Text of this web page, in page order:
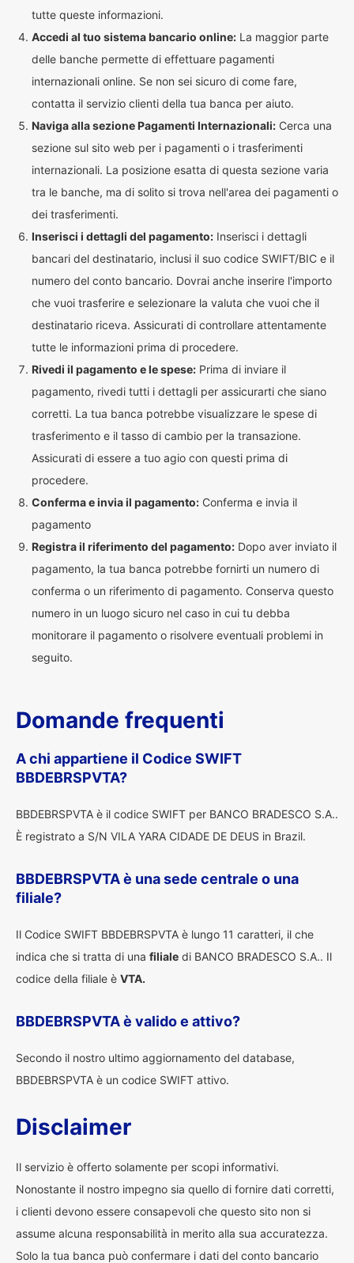
tutte queste informazioni.
Accedi al tuo sistema bancario online: La maggior parte
delle banche permette di effettuare pagamenti
internazionali online. Se non sei sicuro di come fare,
contatta il servizio clienti della tua banca per aiuto.
Naviga alla sezione Pagamenti Internazionali: Cerca una
sezione sul sito web per i pagamenti o i trasferimenti
internazionali. La posizione esatta di questa sezione varia
tra le banche, ma di solito si trova nell'area dei pagamenti o
dei trasferimenti.
Inserisci i dettagli del pagamento: Inserisci i dettagli
bancari del destinatario, inclusi il suo codice SWIFT/BIC e il
numero del conto bancario. Dovrai anche inserire l'importo
che vuoi trasferire e selezionare la valuta che vuoi che il
destinatario riceva. Assicurati di controllare attentamente
tutte le informazioni prima di procedere.
Rivedi il pagamento e le spese: Prima di inviare il
pagamento, rivedi tutti i dettagli per assicurarti che siano
corretti. La tua banca potrebbe visualizzare le spese di
trasferimento e il tasso di cambio per la transazione.
Assicurati di essere a tuo agio con questi prima di
procedere.
Conferma e invia il pagamento: Conferma e invia il
pagamento
Registra il riferimento del pagamento: Dopo aver inviato il
pagamento, la tua banca potrebbe fornirti un numero di
conferma o un riferimento di pagamento. Conserva questo
numero in un luogo sicuro nel caso in cui tu debba
monitorare il pagamento o risolvere eventuali problemi in
seguito.
Domande frequenti
A chi appartiene il Codice SWIFT
BBDEBRSPVTA?
BBDEBRSPVTA è il codice SWIFT per BANCO BRADESCO S.A..
È registrato a S/N VILA YARA CIDADE DE DEUS in Brazil.
BBDEBRSPVTA è una sede centrale o una
filiale?
Il Codice SWIFT BBDEBRSPVTA è lungo 11 caratteri, il che
indica che si tratta di una filiale di BANCO BRADESCO S.A.. Il
codice della filiale è VTA.
BBDEBRSPVTA è valido e attivo?
Secondo il nostro ultimo aggiornamento del database,
BBDEBRSPVTA è un codice SWIFT attivo.
Disclaimer
Il servizio è offerto solamente per scopi informativi.
Nonostante il nostro impegno sia quello di fornire dati corretti,
i clienti devono essere consapevoli che questo sito non si
assume alcuna responsabilità in merito alla sua accuratezza.
Solo la tua banca può confermare i dati del conto bancario